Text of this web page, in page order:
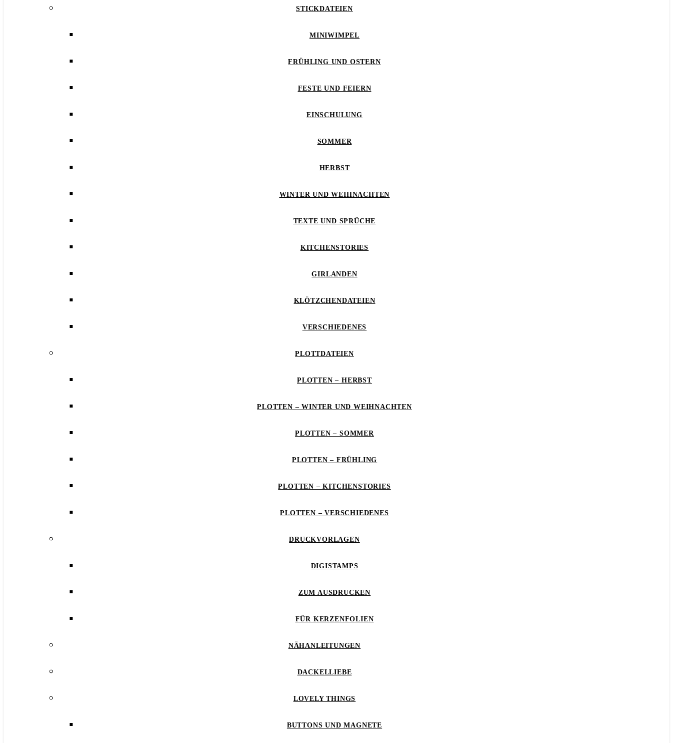
STICKDATEIEN
MINIWIMPEL
FRÜHLING UND OSTERN
FESTE UND FEIERN
EINSCHULUNG
SOMMER
HERBST
WINTER UND WEIHNACHTEN
TEXTE UND SPRÜCHE
KITCHENSTORIES
GIRLANDEN
KLÖTZCHENDATEIEN
VERSCHIEDENES
PLOTTDATEIEN
PLOTTEN – HERBST
PLOTTEN – WINTER UND WEIHNACHTEN
PLOTTEN – SOMMER
PLOTTEN – FRÜHLING
PLOTTEN – KITCHENSTORIES
PLOTTEN – VERSCHIEDENES
DRUCKVORLAGEN
DIGISTAMPS
ZUM AUSDRUCKEN
FÜR KERZENFOLIEN
NÄHANLEITUNGEN
DACKELLIEBE
LOVELY THINGS
BUTTONS UND MAGNETE